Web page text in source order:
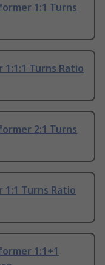
1:1 Turns
1:1:1 Turns Ratio
2:1 Turns
1:1 Turns Ratio
1:1+1